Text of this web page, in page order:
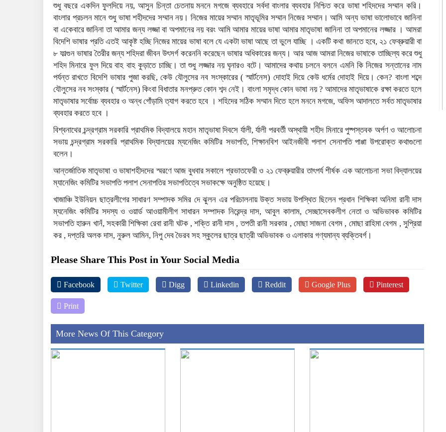
শুধু বছরে একদিন ফুলদিয়ে নয়, আসুন চিন্তা চেতনায় মননে মগজে ব্যবহারে সর্বদা বাংলার ব্যবহার নিশ্চিত করে ভাষা শহিদদের সম্মান করি।
বাংলার প্রচলন মানে শুধু ভাষা শহীদদের সম্মান নয়। নিজের মায়ের সম্মান মাতৃভূমির সম্মান নিজের সম্মান। আমি অন্য ভাষা ভালোভাবে জানিনা
বা একেবারে জানিনা তা আমার জন্য লজ্জা বা অপমানের নয় বরং আমি আমার মায়ের ভাষা আমার মাতৃভাষা জানিনা তা অপমানের লজ্জার । আমরা
বিদেশি ভাষার প্রতি এতই আকৃষ্ট হচ্ছি নিজের মায়ের ভাষা বলে যে একটা ভাষা আছে তা ভুলে যাচ্ছি । একটি কথা জানতে হবে, ২১ ফেব্রুয়ারী বা
৮ ফাল্গুন ভাষার তৈরীর জন্য শহিদরা জীবন উৎসর্গ করেননি করেছেন ভাষার অধিকারের জন্য। আর আজ আমরা নিজের ভাষাকে তাচ্ছিল্য করে শুধু
শহিদ মিনারে ফুল দিয়ে বাহ বাহ কুড়াতে চাচ্ছি। তা শুধু লজ্জার নয় ঘৃনারও বটে। আমাদের কথায় চলনে বলনে এমনি কি নিজের সন্তানের নাম
পর্যন্ত রাখতে বিদেশি ভাষার পুজা করছি, কেউ যৌলুসের নব সংস্কারের ( স্মার্টনেস) দোহাই দিয়ে কেউ ধর্মের দোহাই দিয়ে। কেন? বাংলা শব্দে
যৌলুসের নব সংস্কার ( স্মার্টনেস) কিংবা বিধাতার মনপ্রুত কোন শব্দ নেই। বাংলা সমৃদ্ধ কোন ভাষা নয় ? আমাদের মাতৃভাষাকে রক্ষা করতে হলে
মাতৃভাষার সর্বোচ্চ ব্যবহার ও অন্ধ গোঁড়ামি ত্যাগ করতে হবে । শহিদের সঠিক সম্মান দিতে হলে মননে মগজে, অফিস আদালতে সর্বত মাতৃভাষার
ব্যবহার করতে হবে ।
বিশ্বনাথের চন্দ্রগ্রাম সরকারি প্রাথমিক বিদ্যালয়ে মহান মাতৃভাষা দিবসে র্যালী, র্যালী পরবর্তী অস্থায়ী শহীদ মিনারে পুষ্পস্তবক অর্পণ ও আলোচনা
সভায় চন্দ্রগ্রাম সরকারি প্রাথমিক বিদ্যালয়ের ম্যনেজিং কমিটির সভাপতি, শিক্ষানবিশ আইনজীবী পলাশ সেনাপতি পাপ্পা উপরোক্ত কথাগুলো
বলেন।
আন্তর্জাতিক মাতৃভাষা ও ভাষাশহীদদের স্মরণে আজ বুধবার সকালে প্রভাতফেরী ও ২১ ফেব্রুয়ারীর তাৎপর্য শীর্ষক এক আলোচনা সভা বিদ্যালয়ের
ম্যানেজিং কমিটির সভাপতি পলাশ সেনাপতির সভাপতিত্বে সভাকক্ষে অনুষ্ঠিত হয়েছে।
খাজাঞ্চি ইউনিয়ন ছাত্রলীগের সাধারণ সম্পাদক সমির দে ঝুলন এর পরিচালনায় উক্ত সভায় উপস্থিত ছিলেন প্রধান শিক্ষিকা অনিমা রানী দাস
ম্যনেজিং কমিটির সদস্য ও ওয়ার্ড আওয়ামীলীগ সাধারন সম্পাদক নিরেন্দ্র দাস, আবুল কালাম, সেচ্ছাসেবকলীগ নেতা ও অভিভাবক কমিটির
সভাপতি হারুন খানঁ, সহকারী শিক্ষিকা রেবা রানী ঘটক , শক্তি রানী দাস , তপতী রানী সরকার , মোছা সাজনা বেগম , মোছা রাহিমা বেগম , সুপ্রিয়া
কর , দপ্তরি অলক দাস, নুরুল আমিন, নিপু দেব ভৈরব সহ স্কুলের ছাত্র ছাত্রী অভিভাবক ও এলাকার গণ্যমান্য ব্যক্তিবর্গ।
Please Share This Post in Your Social Media
Facebook Twitter Digg Linkedin Reddit Google Plus Pinterest
Print
More News Of This Category